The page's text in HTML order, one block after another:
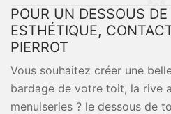
POUR UN DESSOUS
ESTHÉTIQUE,
PIERROT
Vous souhaitez créer une
bardage de votre toit, la rive
menuiseries ? le dessous de